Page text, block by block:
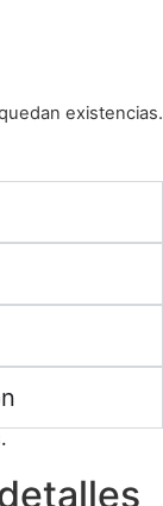
existencias.